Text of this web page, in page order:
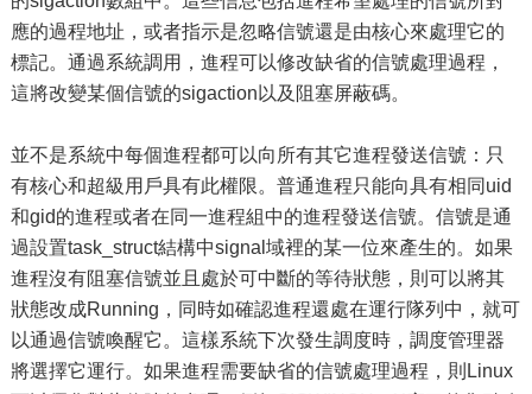
應的過程地址，或者指示是忽略信號還是由核心來處理它的
標記。通過系統調用，進程可以修改缺省的信號處理過程，
這將改變某個信號的sigaction以及阻塞屏蔽碼。
並不是系統中每個進程都可以向所有其它進程發送信號：只
有核心和超級用戶具有此權限。普通進程只能向具有相同uid
和gid的進程或者在同一進程組中的進程發送信號。信號是通
過設置task_struct結構中signal域裡的某一位來產生的。如果
進程沒有阻塞信號並且處於可中斷的等待狀態，則可以將其
狀態改成Running，同時如確認進程還處在運行隊列中，就可
以通過信號喚醒它。這樣系統下次發生調度時，調度管理器
將選擇它運行。如果進程需要缺省的信號處理過程，則Linux